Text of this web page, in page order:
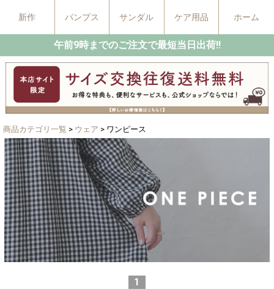
新作 パンプス サンダル ケア用品 ホーム
午前9時までのご注文で最短当日出荷!!
商品カテゴリ一覧 > ウェア > ワンピース
1